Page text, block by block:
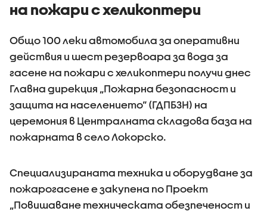
на пожари с хеликоптери
Общо 100 леки автомобила за оперативни
действия и шест резервоара за вода за
гасене на пожари с хеликоптери получи днес
Главна дирекция „Пожарна безопасност и
защита на населението“ (ГДПБЗН) на
церемония в Централната складова база на
пожарната в село Локорско.
Специализираната техника и оборудване за
пожарогасене е закупена по Проект
„Повишаване техническата обезпеченост и